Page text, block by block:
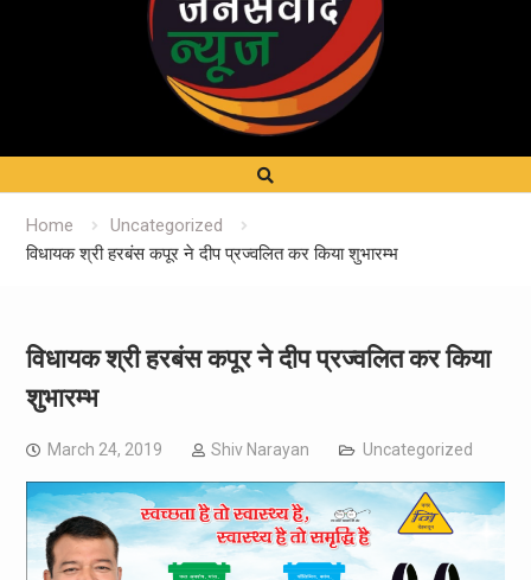
Home
Uncategorized
विधायक श्री हरबंस कपूर ने दीप प्रज्वलित कर किया शुभारम्भ
विधायक श्री हरबंस कपूर ने दीप प्रज्वलित कर किया
शुभारम्भ
March 24, 2019 Shiv Narayan Uncategorized